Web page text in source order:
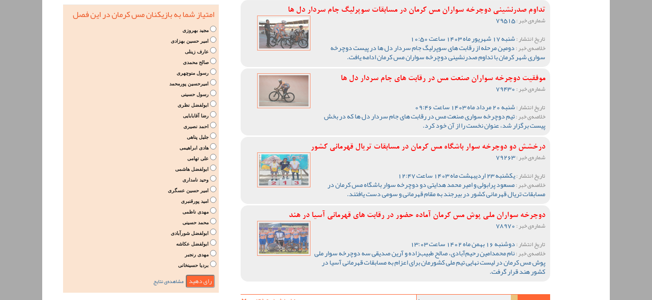
تداوم صدرنشینی دوچرخه سواران مس کرمان در مسابقات سوپرلیگ جام سردار دل ها
شماره‌ی خبر :79515
تاریخ انتشار :شنبه 17 شهریور ماه 1403 ساعت 10:50
خلاصه‌ی خبر :دومین مرحله از رقابت های سوپرلیگ جام سردار دل ها در پیست دوچرخه
سواری شهر کرمان با تداوم صدرنشینی دوچرخه سواران مس کرمان ادامه یافت.
موفقیت دوچرخه سواران صنعت مس در رقابت های جام سردار دل ها
شماره‌ی خبر :
تاریخ انتشار :شنبه 20 مرداد ماه 1403 ساعت 09:46
خلاصه‌ی خبر :تیم دوچرخه سواری صنعت مس در رقابت های جام سردار دل ها که در بخش
پیست برگزار شد، عنوان نخست را از آن خود کرد.
درخشش دو دوچرخه سوار باشگاه مس کرمان در مسابقات تریال قهرمانی کشور
شماره‌ی خبر :79263
تاریخ انتشار :یکشنبه 23 اردیبهشت ماه 1403 ساعت 12:47
خلاصه‌ی خبر :مسعود پرابولی و امیر محمد هدایتی دو دوچرخه سوار باشگاه مس کرمان در
مسابقات تریال قهرمانی کشور در بیرجند به مقام قهرمانی و سومی دست یافتند.
دوچرخه سواران ملی پوش مس کرمان آماده حضور در رقابت های قهرمانی آسیا در هند
شماره‌ی خبر :
تاریخ انتشار :دوشنبه 16 بهمن ماه 1402 ساعت 13:03
خلاصه‌ی خبر :نام محمدامین رحیم‌آبادی، صالح طبیب‌زاده و آرین صدیقی سه دوچرخه سوار ملی
پوش مس کرمان در لیست نهایی تیم ملی کشورمان برای اعزام به مسابقات قهرمانی آسیا در
کشور هند قرار گرفت.
امتیاز شما به بازیکنان مس کرمان در این فصل
مجید بهروزی
امیر حسین بهزادی
عارف زینلی
صالح محمدی
رسول منوچهری
امیرحسین پورمحمد
رسول حسینی
ابولفضل نظری
رضا آقابابایی
احمد نصیری
جلیل پناهی
هادی ابراهیمی
علی تهامی
ابولفضل هاشمی
وحید نامداری
امیر حسین عسگری
امید پورقنبری
مهدی ناظمی
محمد حسینی
ابولفضل شورآبادی
ابولفضل عکاشه
مهدی رنجبر
بردیا حسینخانی
مشاهده‌ی نتایج